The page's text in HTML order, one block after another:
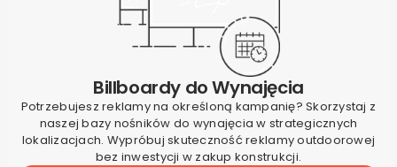
Billboardy do Wynajęcia
Potrzebujesz reklamy na określoną kampanię? Skorzystaj z
naszej bazy nośników do wynajęcia w strategicznych
lokalizacjach. Wypróbuj skuteczność reklamy outdoorowej
bez inwestycji w zakup konstrukcji.